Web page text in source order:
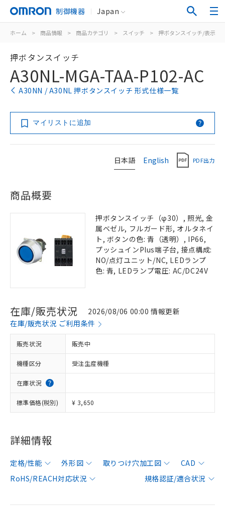
制御機器 Japan
ホーム > 商品情報 > 商品カテゴリ > スイッチ > 押ボタンスイッチ/表示灯
押ボタンスイッチ
A30NL-MGA-TAA-P102-AC
A30NN / A30NL 押ボタンスイッチ 形式仕様一覧
マイリストに追加
日本語 English PDF出力
商品概要
押ボタンスイッチ（φ30）, 照光, 金
属ベゼル, フルガード形, オルタネイ
ト, ボタンの色: 青（透明）, IP66,
プッシュインPlus端子台, 接点構成:
NO/点灯ユニット/NC, LEDランプ
色: 青, LEDランプ電圧: AC/DC24V
在庫/販売状況
2026/08/06 00:00 情報更新
在庫/販売状況 ご利用条件
販売状況 販売中
機種区分 受注生産機種
在庫状況
標準価格(税別) ¥ 3,650
詳細情報
定格/性能 外形図 取りつけ穴加工図
CAD
RoHS/REACH対応状況
規格認証/適合状況